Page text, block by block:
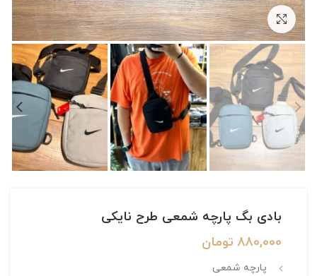
بزرگنمایی تصویر
بادی بگ پارچه شمعی طرح نایکی
880,000 تومان
پارچه شمعی